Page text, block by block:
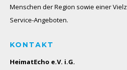
Menschen der Region sowie einer
Service-Angeboten.
KONTAKT
HeimatEcho e.V. i.G.